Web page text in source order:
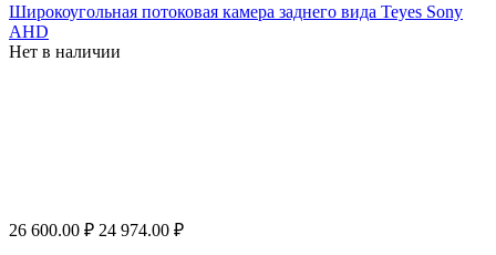
Широкоугольная потоковая камера заднего вида Teyes Sony
AHD
Нет в наличии
26 600.00 ₽ 24 974.00 ₽